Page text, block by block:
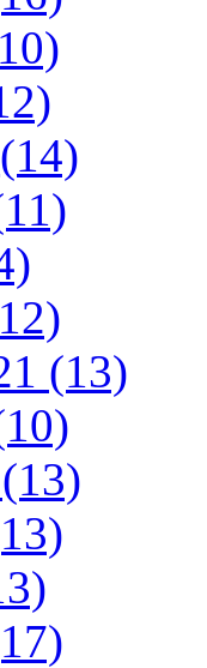
(13)